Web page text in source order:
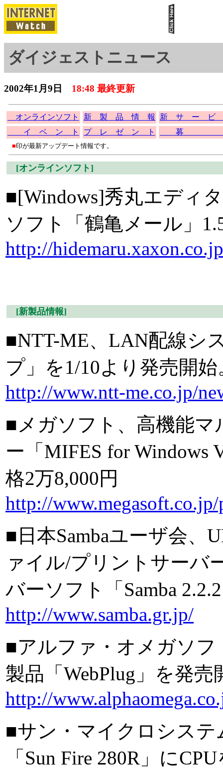
ダイジェストニュース
2002年1月9日 18:48 最終更新
オンラインソフト 新 製 品 情 報
新 サ ー ビ
イ ベ ン ト
プ レ ゼ ン ト 募
■印が最新アップデート情報です。
[オンラインソフト]
■[Windows]秀丸エディ
ソフト「鶴亀メール」
http://
[新製品情報]
■NTT-ME、LAN配線シ
プ」を1/10より発売開
http://www.ntt-me.co.jp/
■メガソフト、高機能
ー「MIFES for Windows
格2万8,000円
http://
■日本Sambaユーザ会、
ァイル/プリントサーバ
バーソフト「Samba
http://www.samba.gr.jp/
■アルファ・オメガソ
製品「WebPlug」を発売
http://
■サン・マイクロシス
「Sun Fire 280R」に